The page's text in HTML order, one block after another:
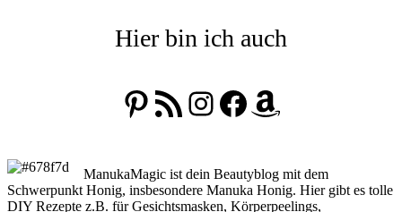
Hier bin ich auch
Pinterest
RSS-FeedInstagram
Facebook
Amazon
ManukaMagic ist dein Beautyblog mit dem
Schwerpunkt Honig, insbesondere Manuka Honig. Hier gibt es tolle
DIY Rezepte z.B. für Gesichtsmasken, Körperpeelings,